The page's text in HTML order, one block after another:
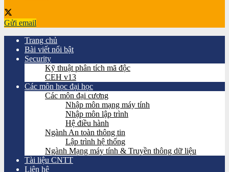
Gửi email
Trang chủ
Bài viết nổi bật
Security
Kỹ thuật phân tích mã độc
CEH v13
Các môn học đại học
Các môn đại cương
Nhập môn mạng máy tính
Nhập môn lập trình
Hệ điều hành
Ngành An toàn thông tin
Lập trình hệ thống
Ngành Mạng máy tính & Truyền thông dữ liệu
Tài liệu CNTT
Liên hệ